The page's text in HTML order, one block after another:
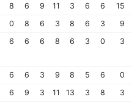
8 6 9 11 3 6 6 15
0 8 6 3 8 6 3 9
6 6 6 8 6 3 0 3
6 6 3 9 8 5 6 0
6 9 3 11 13 3 8 3